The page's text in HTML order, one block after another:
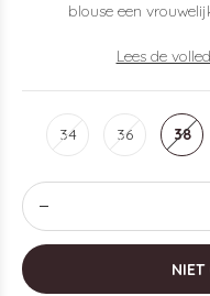
blouse een
Lees de
34 36 38
NIET